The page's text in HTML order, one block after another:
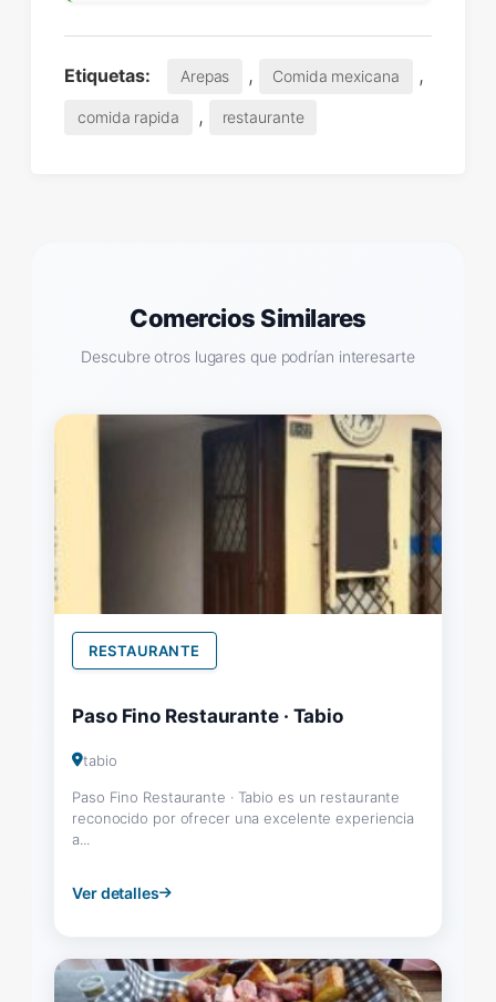
Etiquetas: Arepas , Comida mexicana ,
comida rapida , restaurante
Comercios Similares
Descubre otros lugares que podrían interesarte
RESTAURANTE
Paso Fino Restaurante · Tabio
tabio
Paso Fino Restaurante · Tabio es un restaurante
reconocido por ofrecer una excelente experiencia
a...
Ver detalles